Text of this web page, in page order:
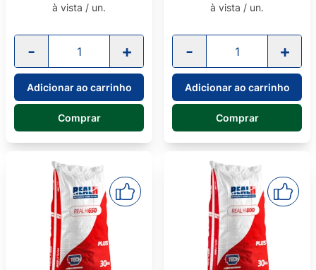
à vista / un.
- +
Adicionar ao carrinho
Comprar
à vista / un.
- +
Adicionar ao carrinho
Comprar